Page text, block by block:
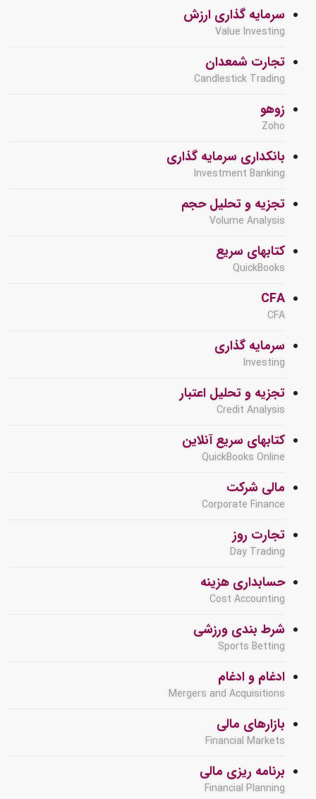
سرمایه گذاری ارزش
Value Investing
تجارت شمعدان
Candlestick Trading
زوهو
Zoho
بانکداری سرمایه گذاری
Investment Banking
تجزیه و تحلیل حجم
Volume Analysis
کتابهای سریع
QuickBooks
CFA
CFA
سرمایه گذاری
Investing
تجزیه و تحلیل اعتبار
Credit Analysis
کتابهای سریع آنلاین
QuickBooks Online
مالی شرکت
Corporate Finance
تجارت روز
Day Trading
حسابداری هزینه
Cost Accounting
شرط بندی ورزشی
Sports Betting
ادغام و ادغام
Mergers and Acquisitions
بازارهای مالی
Financial Markets
برنامه ریزی مالی
Financial Planning